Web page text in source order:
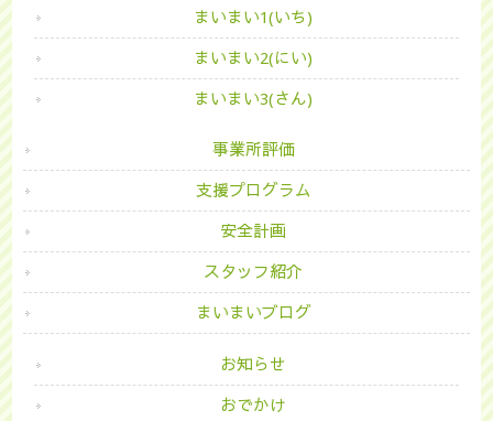
まいまい1(いち)
まいまい2(にい)
まいまい3(さん)
事業所評価
支援プログラム
安全計画
スタッフ紹介
まいまいブログ
お知らせ
おでかけ